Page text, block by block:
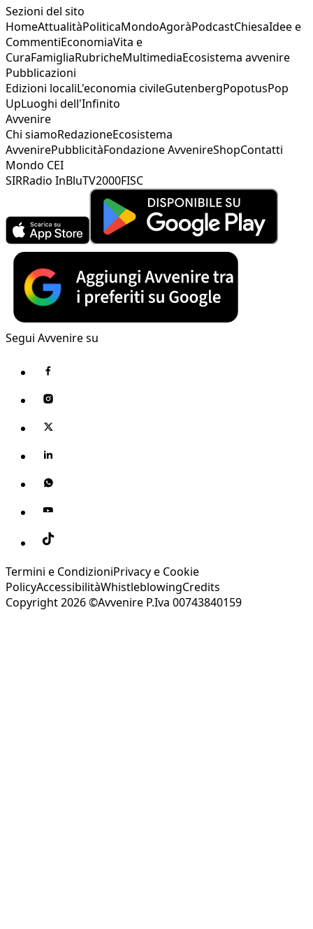
Sezioni del sito
HomeAttualitàPoliticaMondoAgoràPodcastChiesaIdee e
CommentiEconomiaVita e
CuraFamigliaRubricheMultimediaEcosistema avvenire
Pubblicazioni
Edizioni localiL'economia civileGutenbergPopotusPop
UpLuoghi dell'Infinito
Avvenire
Chi siamoRedazioneEcosistema
AvvenirePubblicitàFondazione AvvenireShopContatti
Mondo CEI
SIRRadio InBluTV2000FISC
Segui Avvenire su
Termini e CondizioniPrivacy e Cookie
PolicyAccessibilitàWhistleblowingCredits
Copyright 2026 ©Avvenire P.Iva 00743840159